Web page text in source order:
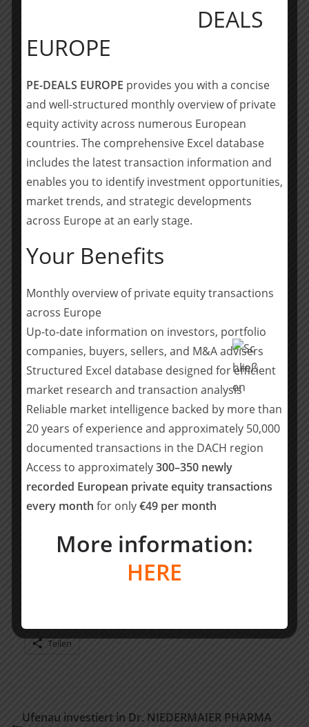
Unternehmen helfen, voneinander zu profitieren und
Energia mit Unterstützung des Mutares Teams das
Wachstumspotenzial voll ausschöpfen kann“,
kommentiert Johannes Laumann, CIO der Mutares SE &
Co. KGaA.
Unternehmensprofil der Mutares SE & Co. KGaA
Die Mutares SE & Co. KGaA, München
Equity-Holding mit Büros in München (HQ), Amsterdam,
Stockholm und Wien mittelständische Unternehmen in
Umbruchsituationen mit Sitz in Europa, die ein
deutliches operatives Verbesserungspotenzial
aufweisen und nach einer Stabilisierung und
Neupositionierung wieder veräußert werden. Für das
Geschäftsjahr 2022 wird ein Konzernumsatz von mind.
EUR 4 Mrd. erwartet. Davon ausgehend soll der
Konzernumsatz bis 2025 auf mind. EUR 7 Mrd.
ausgebaut werden. Mit dem Portfoliowachstum steigen
auch die Umsatzerlöse aus Beratungsleistungen und
Management Fees, die gemeinsam mit den Dividenden
aus dem Portfolio und Exit-Erlösen der Mutares Holding
zufließen. Entsprechend wird für das Geschäftsjahr
2025 ein Jahresüberschuss in der Holding in einer
erwartet. Vorstand und Aufsichtsrat halten gemeinsam
mehr als ein Drittel aller stimmberechtigten Mutares
Teilen
Ufenau investiert in Dr. NIEDERMAIER PHARMA
DEALS
EUROPE
PE-DEALS EUROPE provides you with a concise
and well-structured monthly overview of private
equity activity across numerous European
countries. The comprehensive Excel database
includes the latest transaction information and
enables you to identify investment opportunities,
market trends, and strategic developments
across Europe at an early stage.
Your Benefits
Monthly overview of private equity transactions
across Europe
Up-to-date information on investors, portfolio
companies, buyers, sellers, and M&A advisers
Structured Excel database designed for efficient
market research and transaction analysis
Reliable market intelligence backed by more than
20 years of experience and approximately 50,000
documented transactions in the DACH region
Access to approximately300–350 newly
recorded European private equity transactions
every month for only€49 per month
More information:
HERE